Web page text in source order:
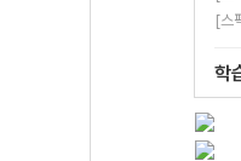
[스
학